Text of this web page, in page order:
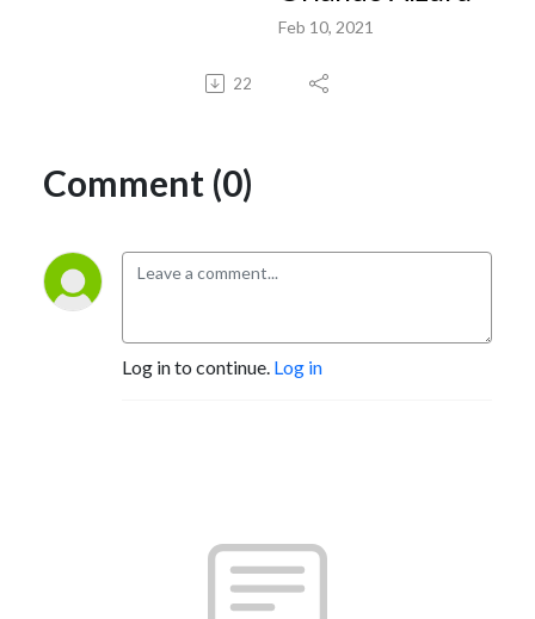
Feb 10, 2021
22
Comment (0)
Log in to continue. Log in